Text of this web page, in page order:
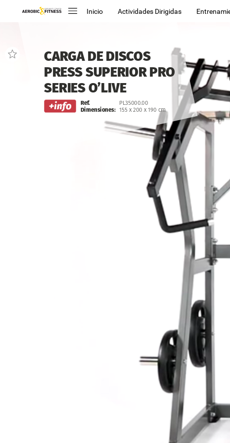
Inicio Actividades Dirigidas
CARGA DE DISCOS
PRESSSUPERIOR PRO
SERIESO’LIVE
Ref.
Dimensiones:
PL35000.00
155 x 200 x 190 cm